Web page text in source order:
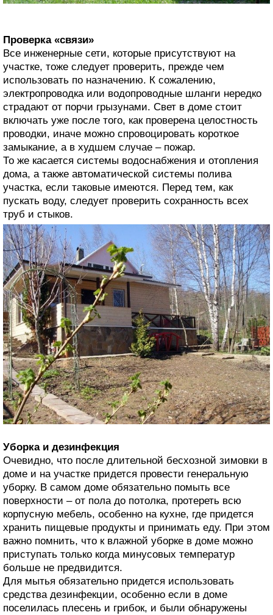
Проверка «связи»
Все инженерные сети, которые присутствуют на
участке, тоже следует проверить, прежде чем
использовать по назначению. К сожалению,
электропроводка или водопроводные шланги нередко
страдают от порчи грызунами. Свет в доме стоит
включать уже после того, как проверена целостность
проводки, иначе можно спровоцировать короткое
замыкание, а в худшем случае – пожар.
То же касается системы водоснабжения и отопления
дома, а также автоматической системы полива
участка, если таковые имеются. Перед тем, как
пускать воду, следует проверить сохранность всех
труб и стыков.
Уборка и дезинфекция
Очевидно, что после длительной бесхозной зимовки в
доме и на участке придется провести генеральную
уборку. В самом доме обязательно помыть все
поверхности – от пола до потолка, протереть всю
корпусную мебель, особенно на кухне, где придется
хранить пищевые продукты и принимать еду. При этом
важно помнить, что к влажной уборке в доме можно
приступать только когда минусовых температур
больше не предвидится.
Для мытья обязательно придется использовать
средства дезинфекции, особенно если в доме
поселилась плесень и грибок, и были обнаружены